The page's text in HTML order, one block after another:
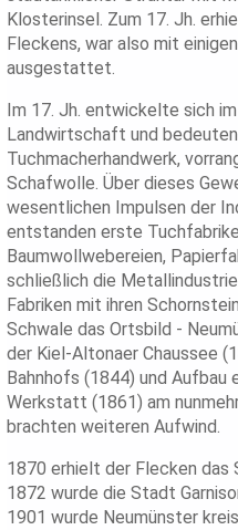
Klosterinsel. Zum 17. Jh.
Fleckens, war also mit
ausgestattet.
Im 17. Jh. entwickelte sich
Landwirtschaft und
Tuchmacherhandwerk,
Schafwolle. Über dieses
wesentlichen Impulsen der
entstanden erste
Baumwollwebereien,
schließlich die
Fabriken mit ihren
Schwale das Ortsbild -
der Kiel-Altonaer Chaussee
Bahnhofs (1844) und Aufbau
Werkstatt (1861) am
brachten weiteren Aufwind.
1870 erhielt der Flecken das
1872 wurde die Stadt
1901 wurde Neumünster